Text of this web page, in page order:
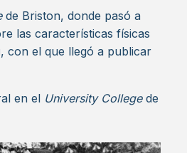
de Briston, donde pasó a
las características físicas
con el que llegó a publicar
en el University Collegede